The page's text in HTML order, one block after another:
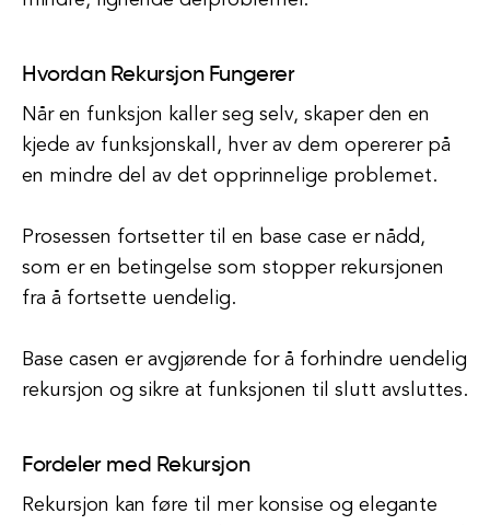
Hvordan Rekursjon Fungerer
Når en funksjon kaller seg selv, skaper den en
kjede av funksjonskall, hver av dem opererer på
en mindre del av det opprinnelige problemet.
Prosessen fortsetter til en base case er nådd,
som er en betingelse som stopper rekursjonen
fra å fortsette uendelig.
Base casen er avgjørende for å forhindre uendelig
rekursjon og sikre at funksjonen til slutt avsluttes.
Fordeler med Rekursjon
Rekursjon kan føre til mer konsise og elegante